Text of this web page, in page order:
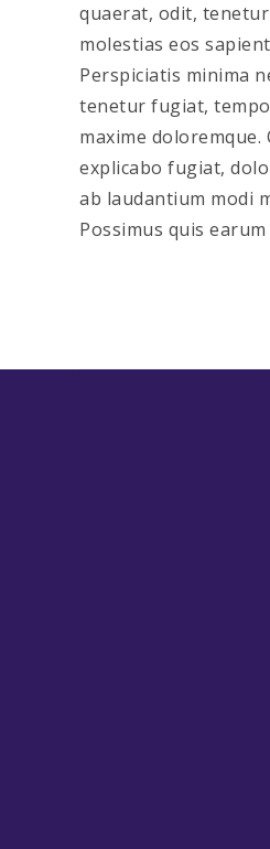
quaerat, odit,
molestias eos
Perspiciatis minima
tenetur fugiat,
maxime
explicabo fugiat,
ab laudantium modi
Possimus quis